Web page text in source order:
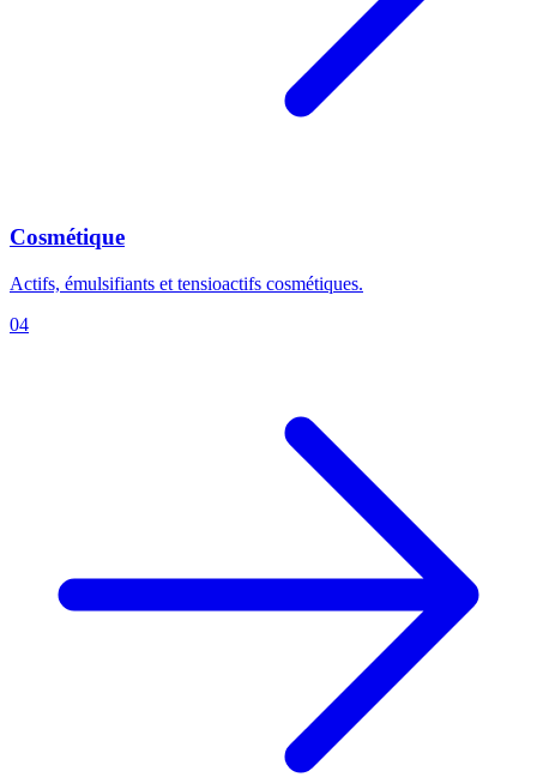
Cosmétique
Actifs, émulsifiants et tensioactifs cosmétiques.
04